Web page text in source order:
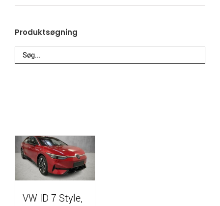
VW ID 7 Style,
Produktsøgning